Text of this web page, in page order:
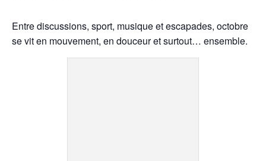
Entre discussions, sport, musique et escapades, octobre
se vit en mouvement, en douceur et surtout… ensemble.